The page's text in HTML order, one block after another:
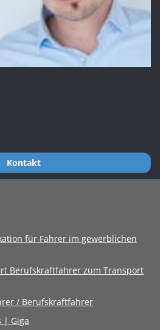
Kontakt
für Fahrer im gewerblichen
Berufskraftfahrer zum Transport
/ Berufskraftfahrer
| Giga